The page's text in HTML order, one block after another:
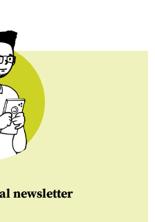
al newsletter